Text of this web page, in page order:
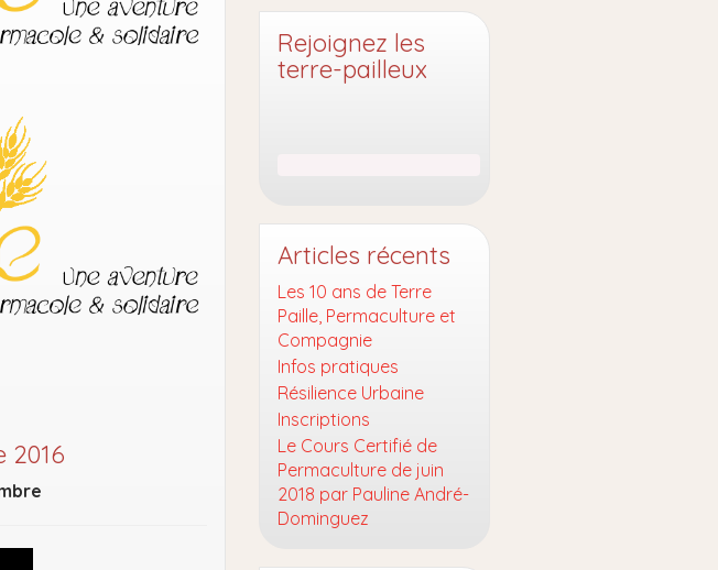
2016
Rejoignez les
terre-pailleux
Articles récents
Les 10 ans de Terre
Paille, Permaculture et
Compagnie
Infos pratiques
Résilience Urbaine
Inscriptions
Le Cours Certifié de
Permaculture de juin
2018 par Pauline André-
Dominguez